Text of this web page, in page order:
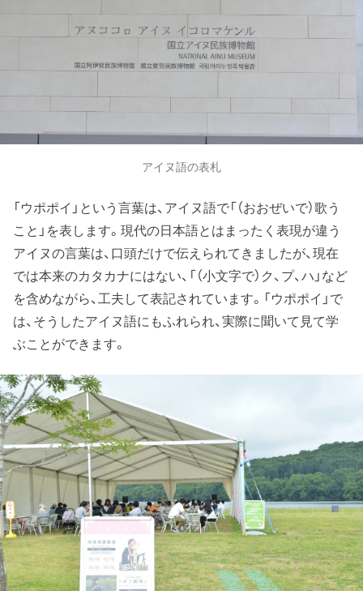
アイヌ語の表札
「ウポポイ」という言葉は、アイヌ語で「（おおぜいで）歌う
こと」を表します。現代の日本語とはまったく表現が違う
アイヌの言葉は、口頭だけで伝えられてきましたが、現在
では本来のカタカナにはない、「（小文字で）ク、プ、ハ」など
を含めながら、工夫して表記されています。「ウポポイ」で
は、そうしたアイヌ語にもふれられ、実際に聞いて見て学
ぶことができます。